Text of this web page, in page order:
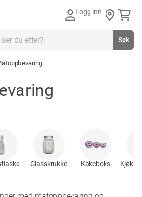
Logg inn
Søk
Glasskrukke Kakeboks